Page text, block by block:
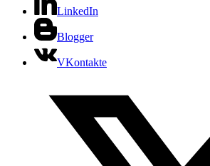
LinkedIn
Blogger
VKontakte